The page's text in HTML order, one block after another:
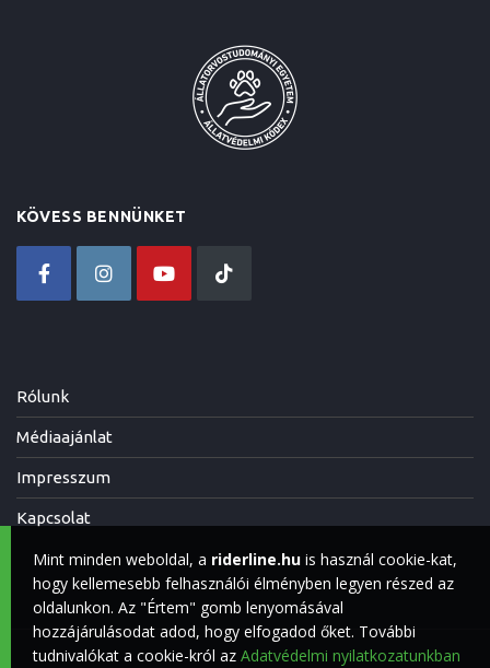
KÖVESS BENNÜNKET
Rólunk
Médiaajánlat
Impresszum
Kapcsolat
Mint minden weboldal, a riderline.hu is használ cookie-kat,
hogy kellemesebb felhasználói élményben legyen részed az
oldalunkon. Az "Értem" gomb lenyomásával
hozzájárulásodat adod, hogy elfogadod őket. További
tudnivalókat a cookie-król az Adatvédelmi nyilatkozatunkban